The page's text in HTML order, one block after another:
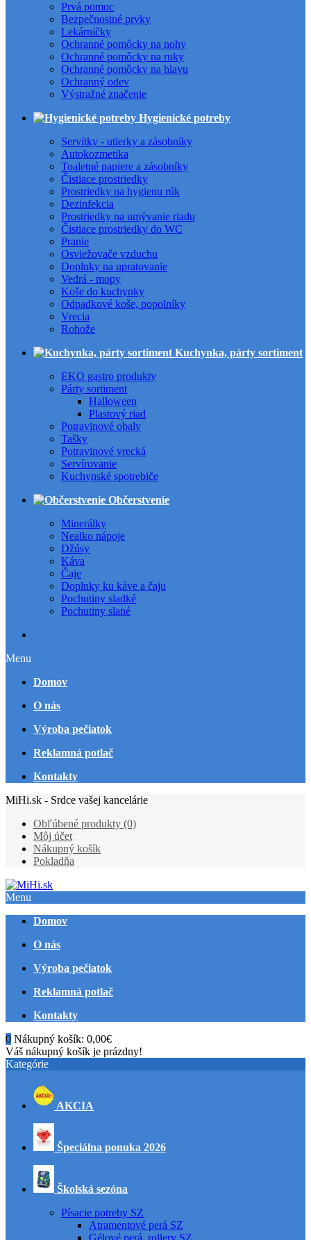
Prvá pomoc
Bezpečnostné prvky
Lekárničky
Ochranné pomôcky na nohy
Ochranné pomôcky na ruky
Ochranné pomôcky na hlavu
Ochranný odev
Výstražné značenie
Hygienické potreby
Servítky - utierky a zásobníky
Autokozmetika
Toaletné papiere a zásobníky
Čistiace prostriedky
Prostriedky na hygienu rúk
Dezinfekcia
Prostriedky na umývanie riadu
Čistiace prostriedky do WC
Pranie
Osviežovače vzduchu
Doplnky na upratovanie
Vedrá - mopy
Koše do kuchynky
Odpadkové koše, popolníky
Vrecia
Rohože
Kuchynka, párty sortiment
EKO gastro produkty
Párty sortiment
Halloween
Plastový riad
Potravinové obaly
Tašky
Potravinové vrecká
Servírovanie
Kuchynské spotrebiče
Občerstvenie
Minerálky
Nealko nápoje
Džúsy
Káva
Čaje
Doplnky ku káve a čaju
Pochutiny sladké
Pochutiny slané
Menu
Domov
O nás
Výroba pečiatok
Reklamná potlač
Kontakty
MiHi.sk - Srdce vašej kancelárie
Obľúbené produkty (0)
Môj účet
Nákupný košík
Pokladňa
Menu
Domov
O nás
Výroba pečiatok
Reklamná potlač
Kontakty
0 Nákupný košík: 0,00€
Váš nákupný košík je prázdny!
Kategórie
AKCIA
Špeciálna ponuka 2026
Školská sezóna
Písacie potreby SZ
Atramentové perá SZ
Gélové perá, rollery SZ